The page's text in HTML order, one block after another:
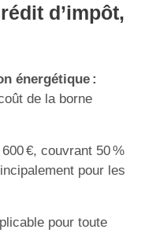
d’impôt,
énergétique :
de la borne
600 €, couvrant 50 %
pour les
pour toute